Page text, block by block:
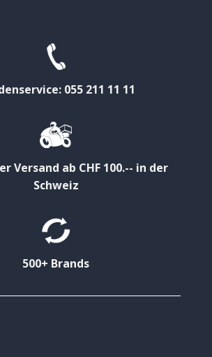
055 211 11 11
Versand ab CHF 100.-- in der
Schweiz
500+ Brands